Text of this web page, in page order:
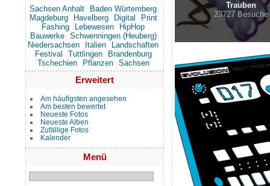
Sachsen Anhalt
Baden Würtemberg
Magdeburg
Havelberg Digital
Print
Fashing
Lebewesen
HipHop
Bauwerke
Schwenningen (Heuberg)
Niedersachsen
Italien
Landschaften
Festival
Tuttlingen
Brandenburg
Tschechien
Pflanzen Sachsen
Erweitert
Am häufigsten angesehen
Am besten bewertet
Neueste Fotos
Neueste Alben
Zufällige Fotos
Kalender
Menü
Trauben
23727 Besuche